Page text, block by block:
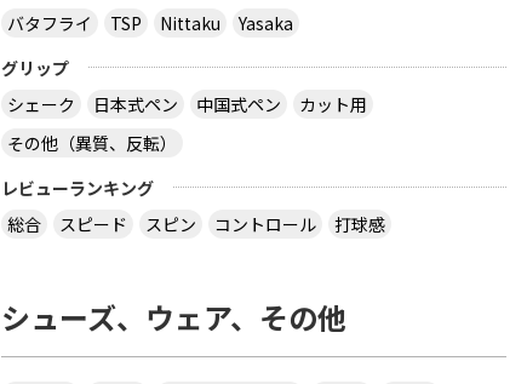
バタフライ
TSP Nittaku
Yasaka
グリップ
シェーク
日本式ペン 中国式ペン
カット用
その他（異質、反転）
レビューランキング
総合
スピード スピン コントロール 打球感
シューズ、ウェア、その他